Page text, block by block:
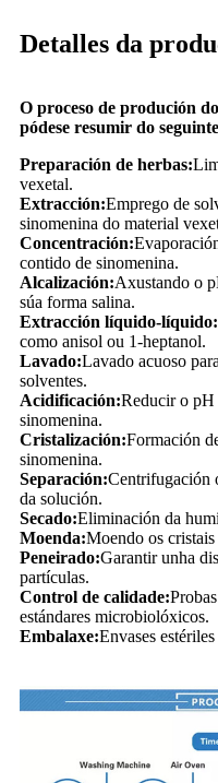
Detalles da
O proceso de produción
pódese resumir do
Preparación de herbas:
vexetal.
Extracción:Emprego de
sinomenina do material
Concentración:
contido de sinomenina.
Alcalización:Axustando o
súa forma salina.
Extracción líquido-líquido:
como anisol ou 1-heptanol.
Lavado:Lavado acuoso
solventes.
Acidificación:Reducir o pH
sinomenina.
Cristalización:Formación
sinomenina.
Separación:Centrifugación
da solución.
Secado:Eliminación da
Moenda:Moendo os
Peneirado:Garantir unha
partículas.
Control de calidade:
estándares microbiolóxicos.
Embalaxe:Envases